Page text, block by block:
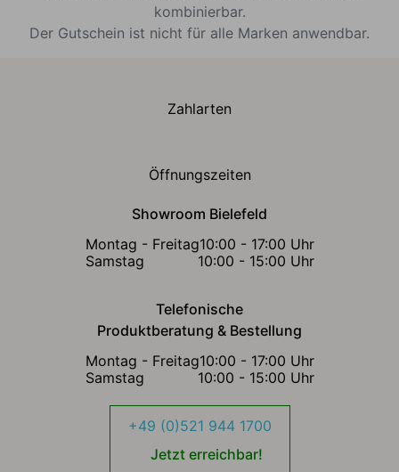
kombinierbar.
Der Gutschein ist nicht für alle Marken anwendbar.
Zahlarten
Öffnungszeiten
Showroom Bielefeld
Montag - Freitag10:00 - 17:00 Uhr
Samstag
10:00 - 15:00 Uhr
Telefonische
Produktberatung & Bestellung
Montag - Freitag10:00 - 17:00 Uhr
Samstag
10:00 - 15:00 Uhr
+49 (0)521 944 1700
Jetzt erreichbar!